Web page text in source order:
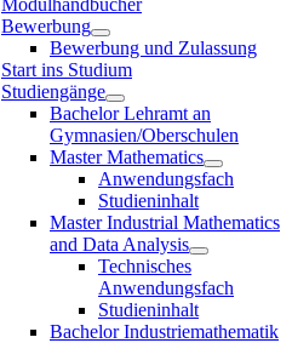
Bewerbung
Bewerbung und Zulassung
Start ins Studium
Studiengänge
Bachelor Lehramt an
Gymnasien/Oberschulen
Master Mathematics
Anwendungsfach
Studieninhalt
Master Industrial Mathematics
and Data Analysis
Technisches
Anwendungsfach
Studieninhalt
Bachelor Industriemathematik